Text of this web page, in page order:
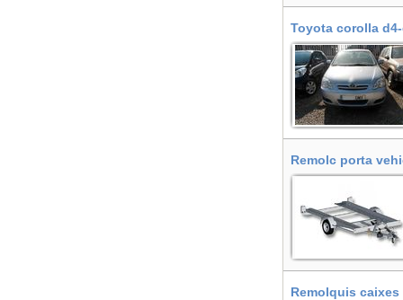
Toyota corolla
Remolc porta
Remolquis caixes